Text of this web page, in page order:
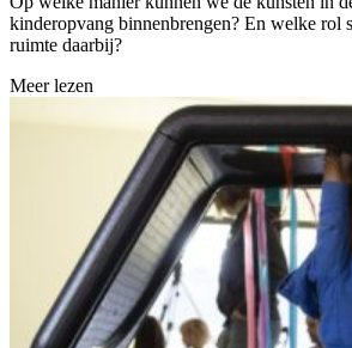
kinderopvang binnenbrengen? En welke rol
ruimte daarbij?
Meer lezen